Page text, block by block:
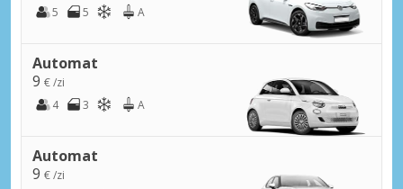
5
5 A
Automat
9 € /zi
4
3 A
Automat
9 € /zi